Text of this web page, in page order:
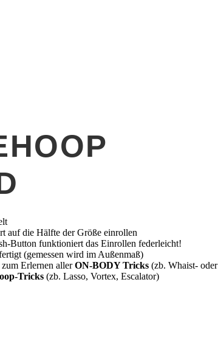
auf die Hälfte der Größe einrollen
Button funktioniert das Einrollen federleicht!
(gemessen wird im Außenmaß)
zum Erlernen allerON-BODY Tricks (zb. Whaist- oder
Tricks (zb. Lasso, Vortex, Escalator)